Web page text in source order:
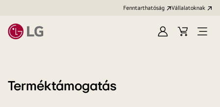
Fenntarthatóság Vállalatoknak
Bejelentkezés
KosárMenü
Terméktámogatás